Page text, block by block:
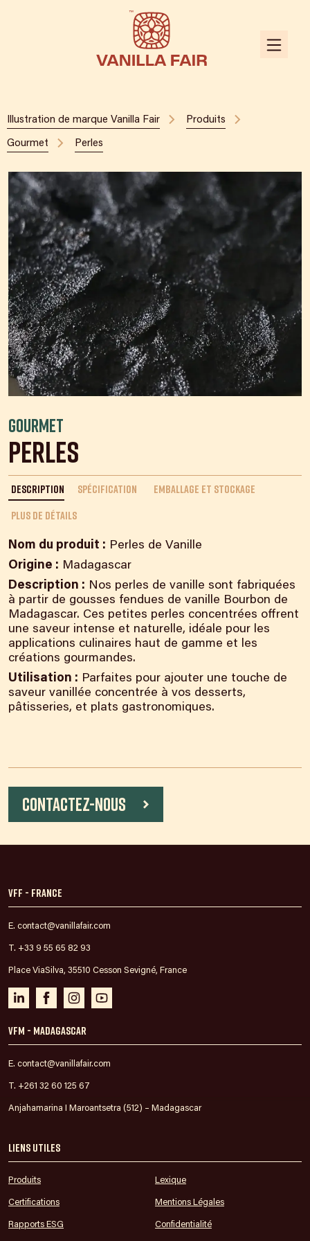
Illustration de marque Vanilla Fair Produits
Gourmet Perles
Gourmet
Perles
DESCRIPTION SPÉCIFICATION
EMBALLAGE ET STOCKAGE
PLUS DE DÉTAILS
Nom du produit : Perles de Vanille
Origine : Madagascar
Description : Nos perles de vanille sont fabriquées
à partir de gousses fendues de vanille Bourbon de
Madagascar. Ces petites perles concentrées offrent
une saveur intense et naturelle, idéale pour les
applications culinaires haut de gamme et les
créations gourmandes.
Utilisation : Parfaites pour ajouter une touche de
saveur vanillée concentrée à vos desserts,
pâtisseries, et plats gastronomiques.
Contactez-nous
VFF - France
E. contact@vanillafair.com
T. +33 9 55 65 82 93
Place ViaSilva, 35510 Cesson Sevigné, France
VFM - Madagascar
E. contact@vanillafair.com
T. +261 32 60 125 67
Anjahamarina I Maroantsetra (512) – Madagascar
Liens utiles
Produits Lexique
Certifications Mentions Légales
Rapports ESG Confidentialité